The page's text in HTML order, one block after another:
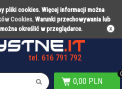
pliki cookies. Więcej informacji można
Cookies. Warunki przechowywania lub
określić w przeglądarce.
Warty Poznań
tel. 616 791 792
0,00 PLN
0